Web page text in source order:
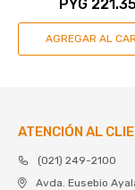
PYG
ATENCIÓN AL
(021) 249-2100
Avda. Eusebio